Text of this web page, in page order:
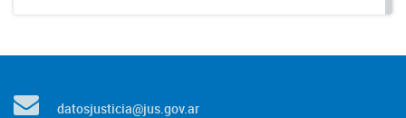
datosjusticia@jus.gov.ar